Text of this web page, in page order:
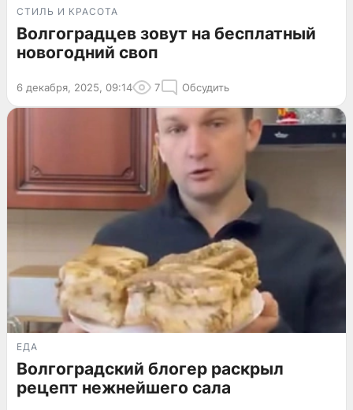
СТИЛЬ И КРАСОТА
Волгоградцев зовут на бесплатный
новогодний своп
6 декабря, 2025, 09:14 7 Обсудить
ЕДА
Волгоградский блогер раскрыл
рецепт нежнейшего сала